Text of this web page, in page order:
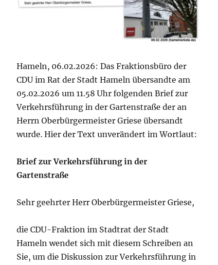
Hameln, 06.02.2026: Das Fraktionsbüro der
CDU im Rat der Stadt Hameln übersandte am
05.02.2026 um 11.58 Uhr folgenden Brief zur
Verkehrsführung in der Gartenstraße der an
Herrn Oberbürgermeister Griese übersandt
wurde. Hier der Text unverändert im Wortlaut:
Brief zur Verkehrsführung in der
Gartenstraße
Sehr geehrter Herr Oberbürgermeister Griese,
die CDU-Fraktion im Stadtrat der Stadt
Hameln wendet sich mit diesem Schreiben an
Sie, um die Diskussion zur Verkehrsführung in